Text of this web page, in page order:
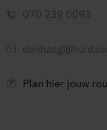
070 239 0093
Plan hier jouw